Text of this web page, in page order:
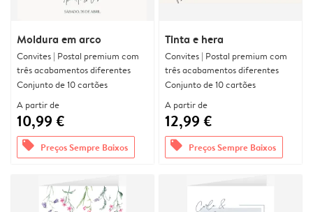
Moldura em arco
Convites | Postal premium com
três acabamentos diferentes
Conjunto de 10 cartões
A partir de
10,99 €
offers Preços Sempre Baixos
Tinta e hera
Convites | Postal premium com
três acabamentos diferentes
Conjunto de 10 cartões
A partir de
12,99 €
offers Preços Sempre Baixos